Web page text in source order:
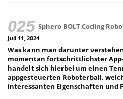
Sphero BOLT Coding
Juli 11, 2024
Was kann man darunter
momentan fortschrittlichster
handelt sich hierbei um einen
appgesteuerten Roboterball,
interessanten Eigenschaften und